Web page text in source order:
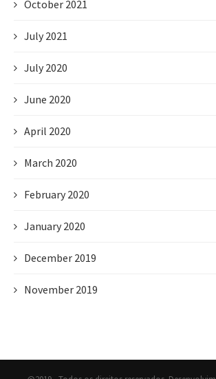
October 2021
July 2021
July 2020
June 2020
April 2020
March 2020
February 2020
January 2020
December 2019
November 2019